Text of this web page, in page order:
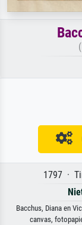
1797 ·
Bacchus, Diana en
canvas,